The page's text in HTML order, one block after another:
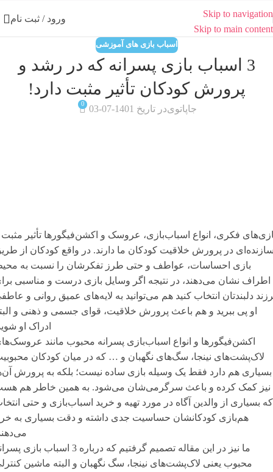
Skip to navigation
Skip to main content
ورود / ثبت نام
اسباب بازی های آموزشی
3 اسباب بازی پسرانه که در رشد و
پرورش کودکان تأثیر مثبت دارد!
جاپاتویدر تاریخ 1401-07-03 0
فکری، انواع اسباب‌بازی، عروسک و اکشن‌فیگورها تأثیر
در پرورش خلاقیت کودکان ما دارند. در واقع کودکان از
بازی احساسات، عواطف و حتی طرز تفکرشان را نسبت به
اطراف نشان می‌دهند، در نتیجه اگر وسایل بازی درست و مناسبی
دلبندتان انتخاب کنید هم می‌توانید به لایه‌های عمیق روانی و
او پی ببرید و هم باعث پرورش خلاقیت، قوای جسمی و ذهنی و
ادراک او
اکشن‌فیگورها و انواع اسباب‌بازی پسرانه محبوب مانند
لاک‌پشت‌های نینجا، سگ‌های نگهبان و … که در میان کودکان
بسیاری هم دارد فقط یک وسیله بازی ساده نیست؛ بلکه به پرورش
نیز کمک کرده و باعث سرگرمی‌شان می‌شود. به همین خاطر هم
که بسیاری از والدین آگاه در مورد تهیه و خرید اسباب‌بازی و حتی
هم‌بازی کودکانشان حساسیت جدی داشته و دقت بسیاری به
ما نیز در این مقاله تصمیم گرفتیم که درباره 3 اسباب بازی
محبوب یعنی لاک‌پشت‌های نینجا، سگ نگهبان و البته ماشین